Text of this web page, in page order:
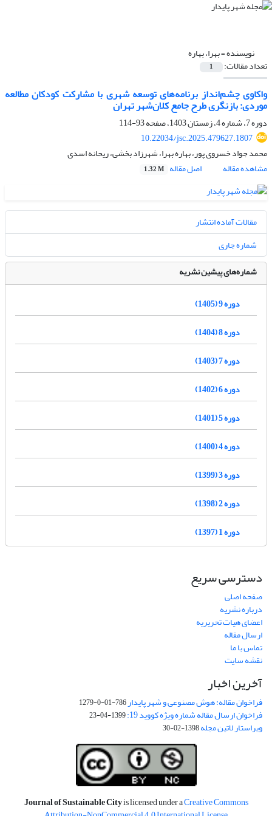
نویسنده =بهرا، بهاره
تعداد مقالات: 1
واکاوی چشم‌انداز برنامه‌های توسعه شهری با مشارکت کودکان مطالعه
موردی: بازنگری طرح جامع کلان‌شهر تهران
دوره 7، شماره 4، زمستان 1403، صفحه
93-114
10.22034/jsc.2025.479627.1807
محمد جواد خسروی پور، بهاره بهرا، شهرزاد بخشی، ریحانه اسدی
مشاهده مقاله
اصل مقاله 1.32 M
مقالات آماده انتشار
شماره جاری
شماره‌های پیشین نشریه
دوره 9 (1405)
دوره 8 (1404)
دوره 7 (1403)
دوره 6 (1402)
دوره 5 (1401)
دوره 4 (1400)
دوره 3 (1399)
دوره 2 (1398)
دوره 1 (1397)
دسترسی سریع
صفحه اصلی
درباره نشریه
اعضای هیات تحریریه
ارسال مقاله
تماس با ما
نقشه سایت
آخرین اخبار
فراخوان مقاله: هوش مصنوعی و شهر پایدار786-01-0-1279
فراخوان ارسال مقاله شماره ویژه کووید 19: 1399-04-23
ویراستار لاتین مجله1398-02-30
Journal of Sustainable Cityis licensed under aCreative Commons